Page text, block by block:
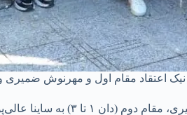
اعتقاد مقام اول و مهرنوش ضمیری و